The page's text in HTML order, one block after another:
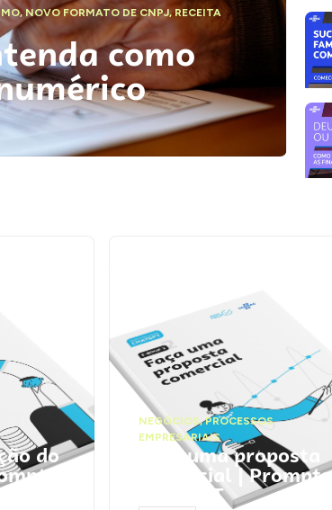
,NOVO FORMATO DE CNPJ,RECEITA
como
do
NEGÓCIOS,PROCESSOS
EMPRESARIAIS
Faça uma proposta
comercial | Prompts
ChatGPT